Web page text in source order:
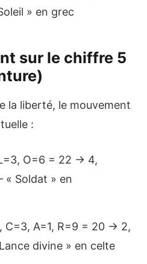
» en grec
sur le chiffre 5
la liberté, le mouvement
:
O=6 = 22 → 4,
« Soldat » en
C=3, A=1, R=9 = 20 → 2,
divine » en celte